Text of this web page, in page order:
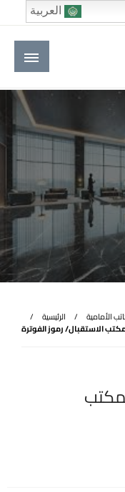
العربي
الرئيسية
الأمامية
الاستقبال/ رموز الفوترة
العربية